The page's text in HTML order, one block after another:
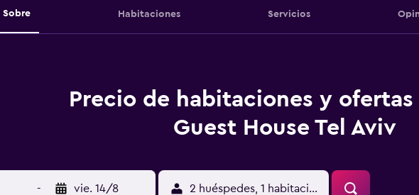
Sobre Habitaciones Servicios
Precio de habitaciones y ofertas
Guest House Tel Aviv
- vie. 14/8 2 huéspedes, 1 habitación